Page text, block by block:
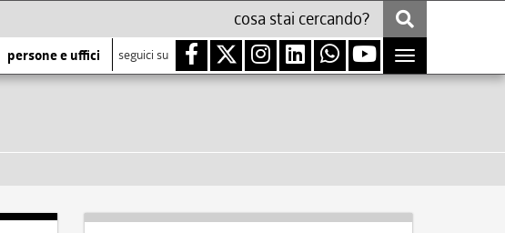
persone e uffici seguici su
Toggle
navigation